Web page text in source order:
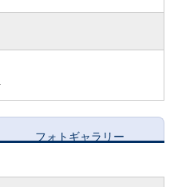
フォトギャラリー